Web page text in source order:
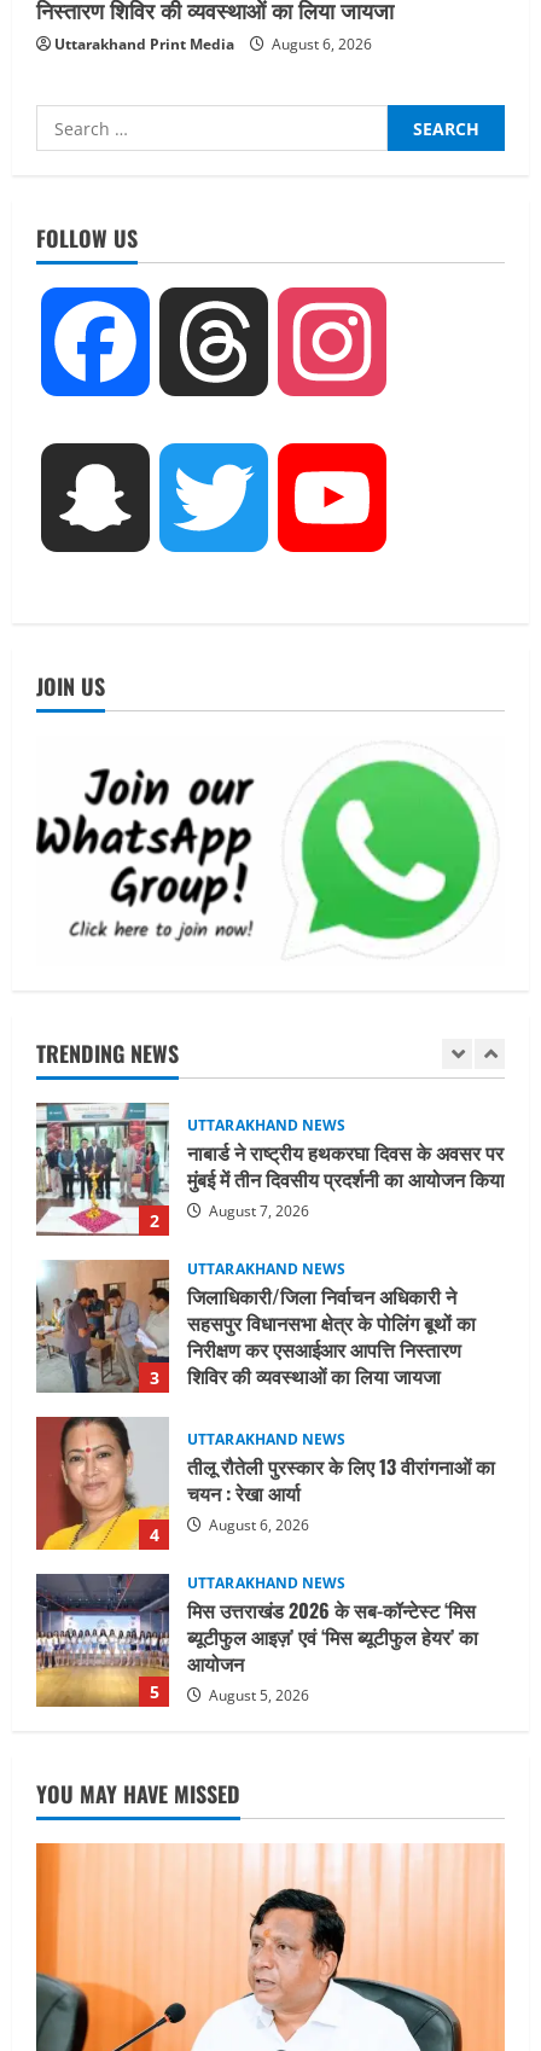
निस्तारण शिविर की व्यवस्थाओं का लिया जायजा
Uttarakhand Print Media August 6, 2026
Search
for:
FOLLOW US
Facebook Threads
Snapchat Twitter
JOIN US
TRENDING NEWS
August 7, 2026
UTTARAKHAND NEWS
जिलाधिकारी/जिला निर्वाचन अधिकारी ने
सहसपुर विधानसभा क्षेत्र के पोलिंग बूथों का
August 6, 2026
UTTARAKHAND NEWS
तीलू रौतेली पुरस्कार के लिए 13 वीरांगनाओं का
चयन : रेखा आर्या
1
UTTARAKHAND NEWS
धामी कैबिनेट ने लिए कई महत्वपूर्ण निर्णय, अब
सामान्य वर्ग के पशुपालकों को भी गाय एवं भैंस
खरीद पर मिलेगा अनुदान, मजदूरी संहिता
नियमावली-2026 को मिली मंजूरी
August 7, 2026
2
3
जिलाधिकारी/जिला निर्वाचन अधिकारी ने
सहसपुर विधानसभा क्षेत्र के पोलिंग बूथों का
निरीक्षण कर एसआईआर आपत्ति निस्तारण
शिविर की व्यवस्थाओं का लिया जायजा
4
UTTARAKHAND NEWS
तीलू रौतेली पुरस्कार के लिए 13 वीरांगनाओं का
चयन : रेखा आर्या
August 6, 2026
5
मिस उत्तराखंड 2026 के सब-कॉन्टेस्ट ‘मिस
ब्यूटीफुल आइज़’ एवं ‘मिस ब्यूटीफुल हेयर’ का
आयोजन
August 5, 2026
1
UTTARAKHAND NEWS
धामी कैबिनेट ने लिए कई महत्वपूर्ण निर्णय, अब
सामान्य वर्ग के पशुपालकों को भी गाय एवं भैंस
खरीद पर मिलेगा अनुदान, मजदूरी संहिता
नियमावली-2026 को मिली मंजूरी
2
नाबार्ड ने राष्ट्रीय हथकरघा दिवस के अवसर पर
मुंबई में तीन दिवसीय प्रदर्शनी का आयोजन किया
August 7, 2026
3
UTTARAKHAND NEWS
जिलाधिकारी/जिला निर्वाचन अधिकारी ने
सहसपुर विधानसभा क्षेत्र के पोलिंग बूथों का
निरीक्षण कर एसआईआर आपत्ति निस्तारण
शिविर की व्यवस्थाओं का लिया जायजा
August 6, 2026
YOU MAY HAVE MISSED